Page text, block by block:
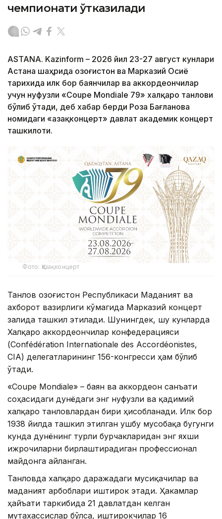
чемпионати ўтказилади
ASTANA. Kazinform – 2026 йил 23-27 август кунлари
Астана шаҳрида Қозоғистон ва Марказий Осиё
тарихида илк бор баянчилар ва аккордеончилар
учун нуфузли «Coupe Mondiale 79» халқаро танлови
бўлиб ўтади, деб хабар берди Роза Бағланова
номидаги «Қазақконцерт» давлат академик концерт
ташкилоти.
Фото: Қазақконцерт
Танлов Қозоғистон Республикаси Маданият ва
ахборот вазирлиги кўмагида Марказий концерт
залида ташкил этилади. Шунингдек, шу кунларда
Халқаро аккордеончилар конфедерацияси
(Confédération Internationale des Accordéonistes,
CIA) делегатларининг 156-конгресси ҳам бўлиб
ўтади.
«Coupe Mondiale» – баян ва аккордеон санъати
соҳасидаги дунёдаги энг нуфузли ва қадимий
халқаро танловлардан бири ҳисобланади. Илк бор
1938 йилда ташкил этилган ушбу мусобақа бугунги
кунда дунёнинг турли бурчакларидан энг яхши
ижрочиларни бирлаштирадиган профессионал
майдонга айланган.
Танловда халқаро даражадаги мусиқачилар ва
маданият арбоблари иштирок этади. Ҳакамлар
ҳайъати таркибида 21 давлатдан келган
мутахассислар бўлса, иштирокчилар 16